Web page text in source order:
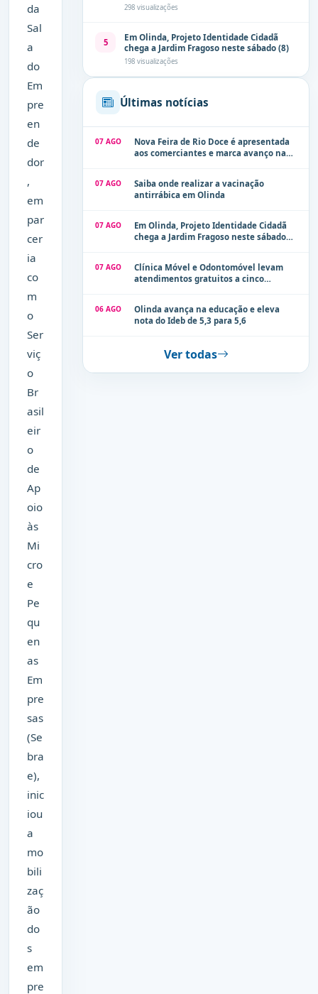
da
Sal
a
do
Em
pre
en
de
dor
,
em
par
cer
ia
co
m
o
Ser
viç
o
Br
asil
eir
o
de
Ap
oio
às
Mi
cro
e
Pe
qu
en
as
Em
pre
sas
(Se
bra
e),
inic
iou
a
mo
bili
zaç
ão
do
s
em
pre
298 visualizações
5
Em Olinda, Projeto Identidade Cidadã
chega a Jardim Fragoso neste sábado (8)
198 visualizações
Últimas notícias
07 AGO
Nova Feira de Rio Doce é apresentada
aos comerciantes e marca avanço na
07 AGO
Saiba onde realizar a vacinação
antirrábica em Olinda
07 AGO
Em Olinda, Projeto Identidade Cidadã
chega a Jardim Fragoso neste sábado
07 AGO
Clínica Móvel e Odontomóvel levam
atendimentos gratuitos a cinco
06 AGO
Olinda avança na educação e eleva
nota do Ideb de 5,3 para 5,6
Ver todas